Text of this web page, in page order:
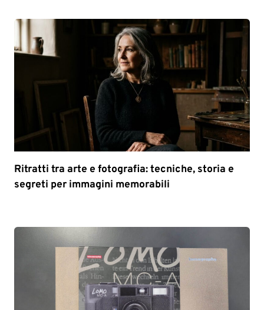
Ritratti tra arte e fotografia: tecniche, storia e
segreti per immagini memorabili